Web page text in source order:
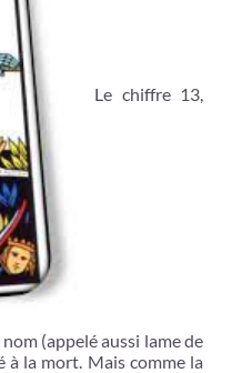
Le chiffre 13,
(appelé aussi lame de
à la mort. Mais comme la